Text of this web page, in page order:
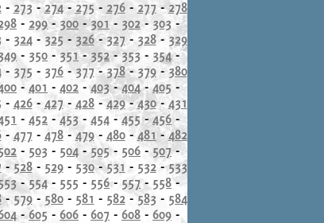
- 273-274-275- 276- 277 -278
- 299- 300 -301- 302 - 303 -
- 324- 325 - 326-327 - 328- 329
- 350 -351-352 -353 - 354-
- 375 - 376- 377-378- 379- 380
- 401 - 402 -403-404- 405 -
- 426- 427 - 428-429-430- 431
- 452 - 453 - 454 - 455-456 -
- 477 - 478-479- 480- 481 -482
- 503 - 504 -505- 506 - 507-
-528- 529- 530-531 - 532-533
- 554 - 555 - 556- 557- 558 -
-579- 580- 581 - 582-583 - 584
-605 - 606 - 607 - 608 - 609 -